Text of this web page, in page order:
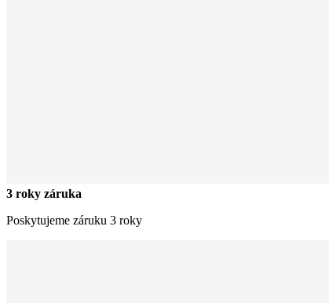
3 roky záruka
Poskytujeme záruku 3 roky